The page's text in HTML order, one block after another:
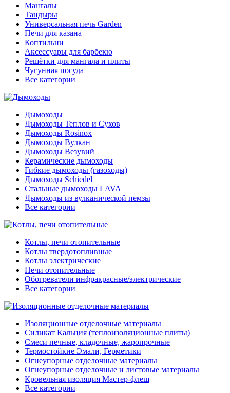
Мангалы
Тандыры
Универсальная печь Garden
Печи для казана
Коптильни
Аксессуары для барбекю
Решётки для мангала и плиты
Чугунная посуда
Все категории
Дымоходы
Дымоходы Теплов и Сухов
Дымоходы Rosinox
Дымоходы Вулкан
Дымоходы Везувий
Керамические дымоходы
Гибкие дымоходы (газоходы)
Дымоходы Schiedel
Стальные дымоходы LAVA
Дымоходы из вулканической пемзы
Все категории
Котлы, печи отопительные
Котлы твердотопливные
Котлы электрические
Печи отопительные
Обогреватели инфракрасные/электрические
Все категории
Изоляционные отделочные материалы
Силикат Кальция (теплоизоляционные плиты)
Смеси печные, кладочные, жаропрочные
Термостойкие Эмали, Герметики
Огнеупорные отделочные материалы
Огнеупорные отделочные и листовые материалы
Кровельная изоляция Мастер-флеш
Все категории